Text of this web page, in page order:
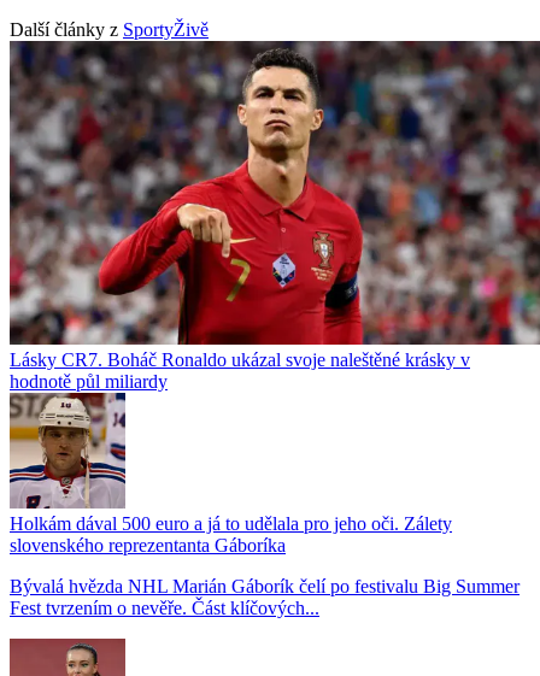
Další články z SportyŽivě
Lásky CR7. Boháč Ronaldo ukázal svoje naleštěné krásky v
hodnotě půl miliardy
Holkám dával 500 euro a já to udělala pro jeho oči. Zálety
slovenského reprezentanta Gáboríka
Bývalá hvězda NHL Marián Gáborík čelí po festivalu Big Summer
Fest tvrzením o nevěře. Část klíčových...